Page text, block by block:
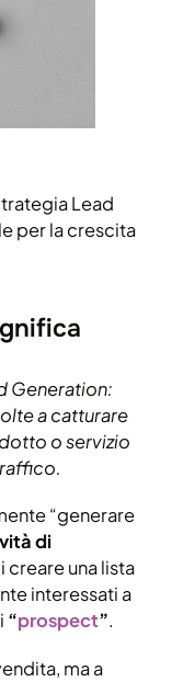
Lead
per la crescita
Generation:
a catturare
o servizio
“generare
di
creare una lista
interessati a
“prospect”.
ma a